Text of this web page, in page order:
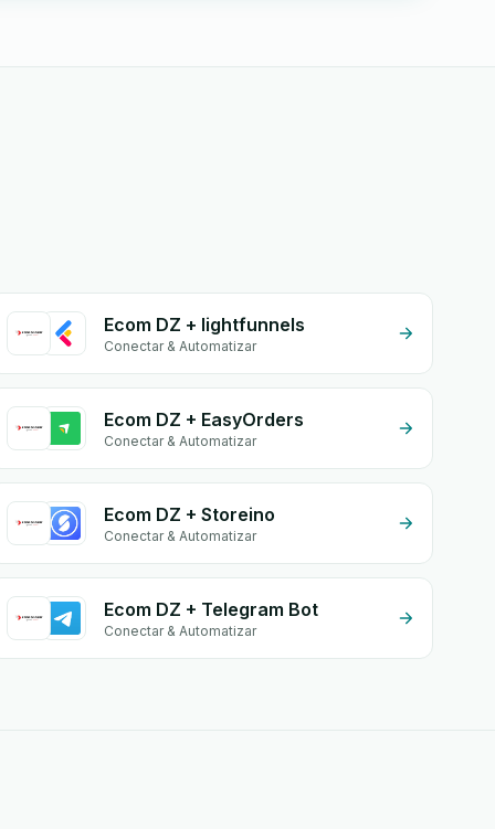
Ecom DZ + lightfunnels
Conectar & Automatizar
Ecom DZ + EasyOrders
Conectar & Automatizar
Ecom DZ + Storeino
Conectar & Automatizar
Ecom DZ + Telegram Bot
Conectar & Automatizar